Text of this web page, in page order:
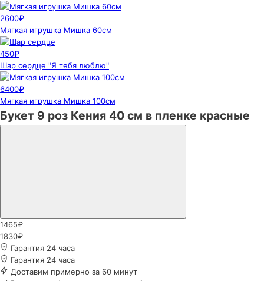
2600₽
Мягкая игрушка Мишка 60см
450₽
Шар сердце "Я тебя люблю"
6400₽
Мягкая игрушка Мишка 100см
Букет 9 роз Кения 40 см в пленке красные
1465₽
1830₽
Гарантия 24 часа
Гарантия 24 часа
Доставим примерно за 60 минут